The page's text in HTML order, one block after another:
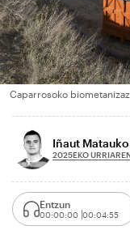
Caparrosoko
Iñaut Matauko
2025EKO
Entzun
00:00:00 00:04:55